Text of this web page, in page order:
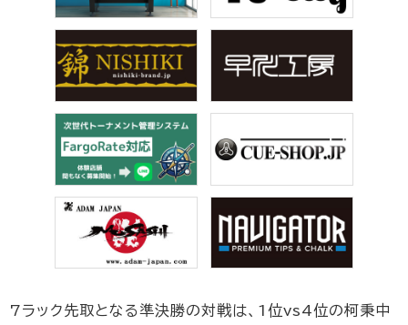
7ラック先取となる準決勝の対戦は、1位vs4位の柯秉中